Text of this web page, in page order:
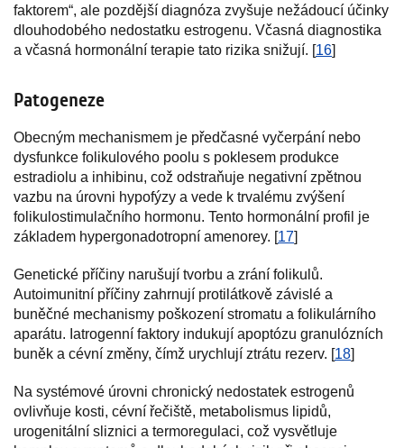
faktorem“, ale pozdější diagnóza zvyšuje nežádoucí účinky
dlouhodobého nedostatku estrogenu. Včasná diagnostika
a včasná hormonální terapie tato rizika snižují. [16]
Patogeneze
Obecným mechanismem je předčasné vyčerpání nebo
dysfunkce folikulového poolu s poklesem produkce
estradiolu a inhibinu, což odstraňuje negativní zpětnou
vazbu na úrovni hypofýzy a vede k trvalému zvýšení
folikulostimulačního hormonu. Tento hormonální profil je
základem hypergonadotropní amenorey. [17]
Genetické příčiny narušují tvorbu a zrání folikulů.
Autoimunitní příčiny zahrnují protilátkově závislé a
buněčné mechanismy poškození stromatu a folikulárního
aparátu. Iatrogenní faktory indukují apoptózu granulózních
buněk a cévní změny, čímž urychlují ztrátu rezerv. [18]
Na systémové úrovni chronický nedostatek estrogenů
ovlivňuje kosti, cévní řečiště, metabolismus lipidů,
urogenitální sliznici a termoregulaci, což vysvětluje